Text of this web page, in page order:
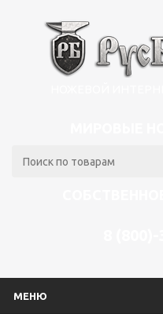
МЕНЮ